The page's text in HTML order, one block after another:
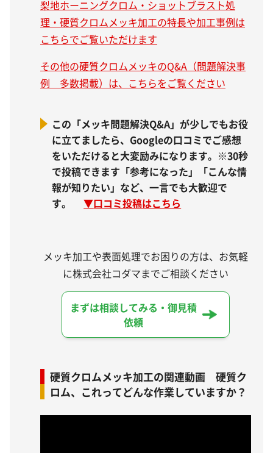
梨地ホーニングクロム・ショットブラスト処
理・硬質クロムメッキ加工の特長や加工事例は
こちらでご覧いただけます
その他の硬質クロムメッキのQ&A（問題解決事
例 多数掲載）は、こちらをご覧ください
この「メッキ問題解決Q&A」が少しでもお役
に立てましたら、Googleの口コミでご感想
をいただけると大変励みになります。※30秒
で投稿できます「参考になった」「こんな情
報が知りたい」など、一言でも大歓迎で
す。▼口コミ投稿はこちら
メッキ加工や表面処理でお困りの方は、お気軽
に株式会社コダマまでご相談ください
まずは相談してみる・御見積
依頼
硬質クロムメッキ加工の関連動画 硬質ク
ロム、これってどんな作業していますか？